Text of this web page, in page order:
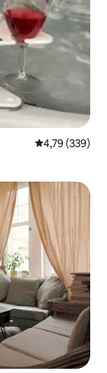
Gemiddelde
4,79 (339)